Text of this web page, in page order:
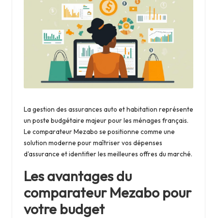
b
La gestion des assurances auto et habitation représente
un poste budgétaire majeur pour les ménages français.
Le comparateur Mezabo se positionne comme une
solution moderne pour maîtriser vos dépenses
d'assurance et identifier les meilleures offres du marché.
Les avantages du
comparateur Mezabo pour
votre budget